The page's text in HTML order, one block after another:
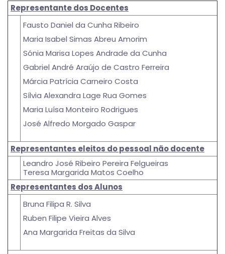
Representante dos Docentes
Fausto Daniel da Cunha Ribeiro
Maria Isabel Simas Abreu Amorim
Sónia Marisa Lopes Andrade da Cunha
Gabriel André Araújo de Castro Ferreira
Márcia Patrícia Carneiro Costa
Sílvia Alexandra Lage Rua Gomes
Maria Luísa Monteiro Rodrigues
José Alfredo Morgado Gaspar
Representantes eleitos do pessoal não docente
Leandro José Ribeiro Pereira Felgueiras
Teresa Margarida Matos Coelho
Representantes dos Alunos
Bruna Filipa R. Silva
Ruben Filipe Vieira Alves
Ana Margarida Freitas da Silva